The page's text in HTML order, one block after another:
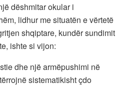
dëshmitar okular i
lidhur me situatën e vërtetë
shqiptare, kundër sundimit
ishte si vijon:
dhe një armëpushimi në
sistematikisht çdo